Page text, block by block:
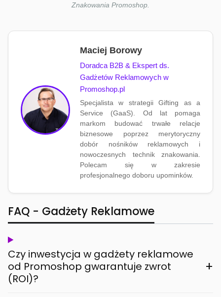
Znakowania Promoshop.
Maciej Borowy
Doradca B2B & Ekspert ds.
Gadżetów Reklamowych w
Promoshop.pl
Specjalista w strategii Gifting as a
Service (GaaS). Od lat pomaga
markom budować trwałe relacje
biznesowe poprzez merytoryczny
dobór nośników reklamowych i
nowoczesnych technik znakowania.
Polecam się w zakresie
profesjonalnego doboru upominków.
FAQ - Gadżety Reklamowe
Czy inwestycja w gadżety reklamowe
od Promoshop gwarantuje zwrot
(ROI)?
+